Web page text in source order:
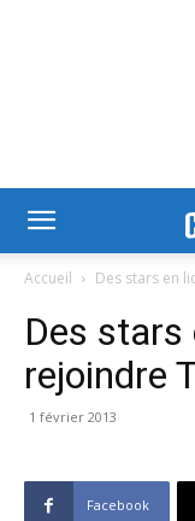
Accueil Des stars en
Des stars
rejoindre
1 février 2013
Facebook